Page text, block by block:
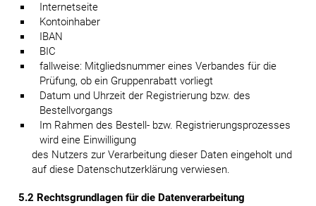
Internetseite
Kontoinhaber
IBAN
BIC
fallweise: Mitgliedsnummer eines Verbandes für die
Prüfung, ob ein Gruppenrabatt vorliegt
Datum und Uhrzeit der Registrierung bzw. des
Bestellvorgangs
Im Rahmen des Bestell- bzw. Registrierungsprozesses
wird eine Einwilligung
des Nutzers zur Verarbeitung dieser Daten eingeholt und
auf diese Datenschutzerklärung verwiesen.
5.2 Rechtsgrundlagen für die Datenverarbeitung